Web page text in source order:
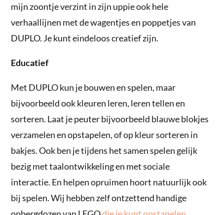
mijn zoontje verzint in zijn uppie ook hele
verhaallijnen met de wagentjes en poppetjes van
DUPLO. Je kunt eindeloos creatief zijn.
Educatief
Met DUPLO kun je bouwen en spelen, maar
bijvoorbeeld ook kleuren leren, leren tellen en
sorteren. Laat je peuter bijvoorbeeld blauwe blokjes
verzamelen en opstapelen, of op kleur sorteren in
bakjes. Ook ben je tijdens het samen spelen gelijk
bezig met taalontwikkeling en met sociale
interactie. En helpen opruimen hoort natuurlijk ook
bij spelen. Wij hebben zelf ontzettend handige